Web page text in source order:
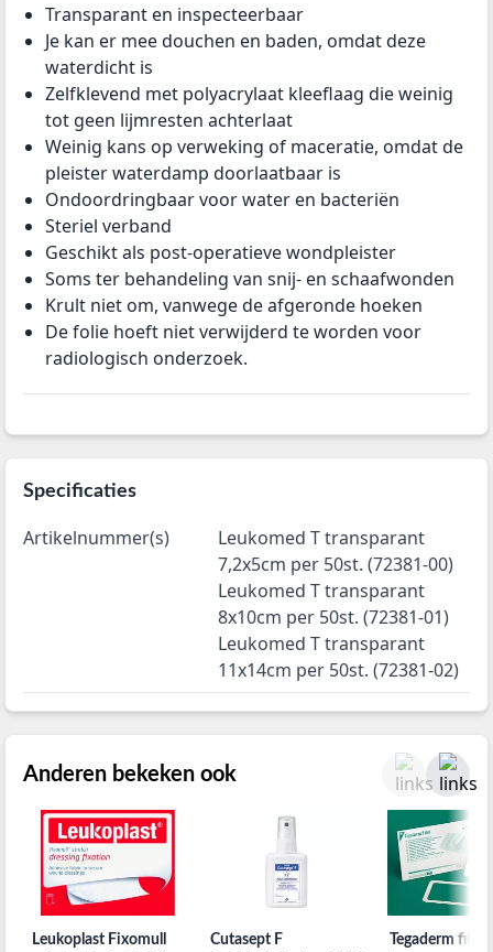
Transparant en inspecteerbaar
Je kan er mee douchen en baden, omdat deze
waterdicht is
Zelfklevend met polyacrylaat kleeflaag die weinig
tot geen lijmresten achterlaat
Weinig kans op verweking of maceratie, omdat de
pleister waterdamp doorlaatbaar is
Ondoordringbaar voor water en bacteriën
Steriel verband
Geschikt als post-operatieve wondpleister
Soms ter behandeling van snij- en schaafwonden
Krult niet om, vanwege de afgeronde hoeken
De folie hoeft niet verwijderd te worden voor
radiologisch onderzoek.
Specificaties
Artikelnummer(s)
Leukomed T transparant
7,2x5cm per 50st. (72381-00)
Leukomed T transparant
8x10cm per 50st. (72381-01)
Leukomed T transparant
11x14cm per 50st. (72381-02)
Anderen bekeken ook
Leukoplast Fixomull
Cutasept F
Tegaderm